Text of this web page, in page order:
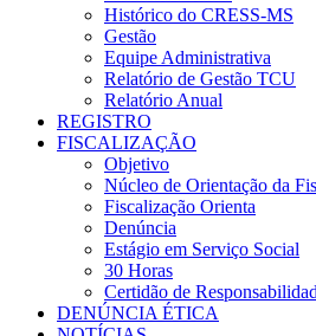
Histórico do CRESS-MS
Gestão
Equipe Administrativa
Relatório de Gestão TCU
Relatório Anual
REGISTRO
FISCALIZAÇÃO
Objetivo
Núcleo de Orientação da
Fiscalização Orienta
Denúncia
Estágio em Serviço Social
30 Horas
Certidão de
DENÚNCIA ÉTICA